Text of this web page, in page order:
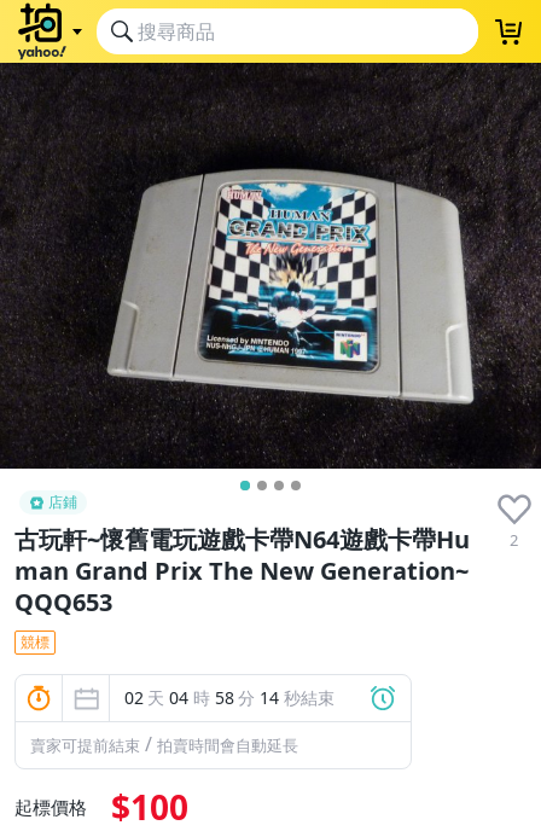
店鋪
古玩軒~懷舊電玩遊戲卡帶N64遊戲卡帶Hu
man Grand Prix The New Generation~
QQQ653
2
競標
02 天 04 時 58分 13 秒結束
賣家可提前結束 / 拍賣時間會自動延長
起標價格 $100